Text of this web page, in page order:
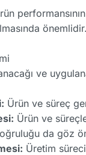
önemlidir.
ve
Ürün ve süreç
Ürün ve
da göz
Üretim